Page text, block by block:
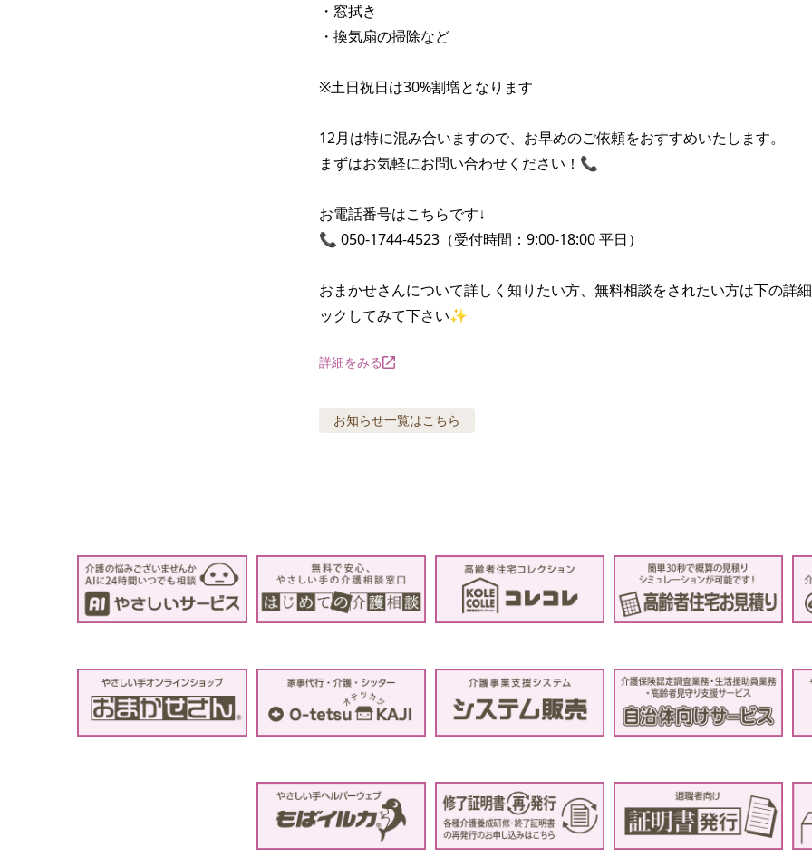
・窓拭き
・換気扇の掃除など
※土日祝日は30%割増となります
12月は特に混み合いますので、お早めのご依頼をおすすめいたします。
まずはお気軽にお問い合わせください！📞
お電話番号はこちらです↓
📞 050-1744-4523（受付時間：9:00-18:00 平日）
おまかせさんについて詳しく知りたい方、無料相談をされたい方は下の詳
ックしてみて下さい✨
詳細をみる
お知らせ一覧はこちら